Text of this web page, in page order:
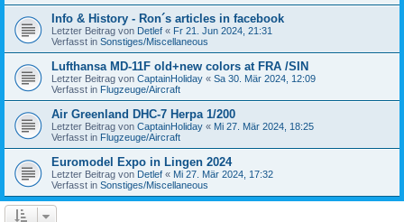
Info & History - Ron´s articles in facebook
Letzter Beitrag von Detlef « Fr 21. Jun 2024, 21:31
Verfasst in Sonstiges/Miscellaneous
Lufthansa MD-11F old+new colors at FRA /SIN
Letzter Beitrag von CaptainHoliday « Sa 30. Mär 2024, 12:09
Verfasst in Flugzeuge/Aircraft
Air Greenland DHC-7 Herpa 1/200
Letzter Beitrag von CaptainHoliday « Mi 27. Mär 2024, 18:25
Verfasst in Flugzeuge/Aircraft
Euromodel Expo in Lingen 2024
Letzter Beitrag von Detlef « Mi 27. Mär 2024, 17:32
Verfasst in Sonstiges/Miscellaneous